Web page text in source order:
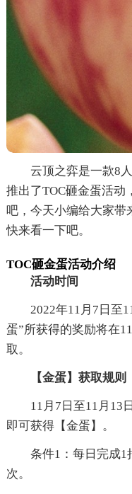
云顶之弈是一款8
推出了TOC砸金蛋活动
吧，今天小编给大家带
快来看一下吧。
TOC砸金蛋活动介绍
活动时间
2022年11月7日至
蛋”所获得的奖励将在
取。
【金蛋】获取规则
11月7日至11月13
即可获得【金蛋】。
条件1：每日完成1
次。